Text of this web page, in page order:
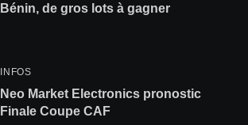
Bénin, de gros lots à gagner
INFOS
Neo Market Electronics pronostic
Finale Coupe CAF